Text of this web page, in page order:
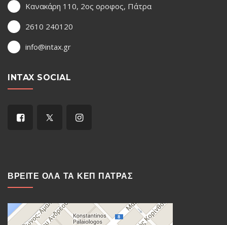
Κανακάρη 110, 2ος οροφος, Πάτρα
2610 240120
info@intax.gr
INTAX SOCIAL
ΒΡΕΙΤΕ ΟΛΑ ΤΑ ΚΕΠ ΠΑΤΡΑΣ